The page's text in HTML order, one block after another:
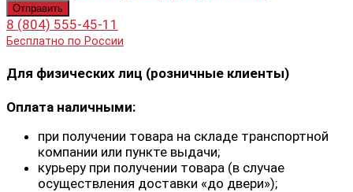
8 (804) 555-45-11
Бесплатно по России
Для физических лиц (розничные клиенты)
Оплата наличными:
при получении товара на складе транспортной
компании или пункте выдачи;
курьеру при получении товара (в случае
осуществления доставки «до двери»);